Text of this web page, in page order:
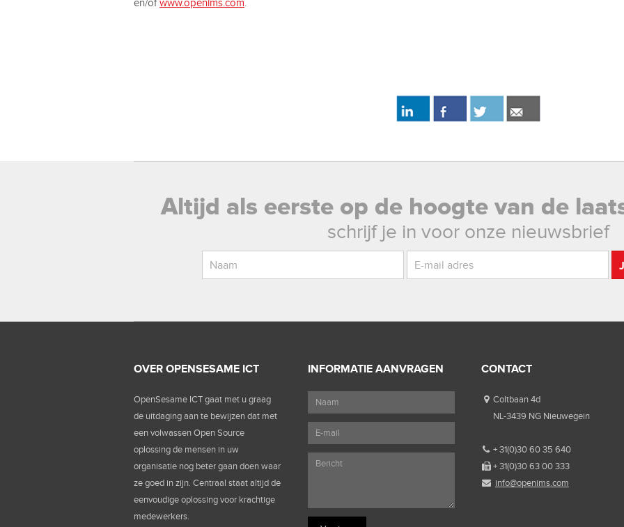
en/ofwww.openims.com
Altijd als eerste op de hoogte van de
schrijf je in voor onze nieuwsbrief
OVER OPENSESAME ICT
OpenSesame ICT gaat met u graag
de uitdaging aan te bewijzen dat met
een volwassen Open Source
oplossing de mensen in uw
organisatie nog beter gaan doen waar
ze goed in zijn. Centraal staat altijd de
eenvoudige oplossing voor krachtige
medewerkers.
INFORMATIE AANVRAGEN CONTACT
Coltbaan 4d
NL-3439 NG Nieuwegein
+ 31(0)30 60 35 640
+ 31(0)30 63 00 333
info@openims.com